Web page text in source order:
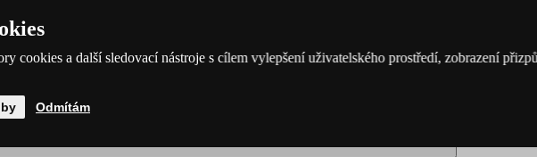
cookies a další sledovací nástroje s cílem vylepšení uživatelského prostředí, zobrazení
Odmítám